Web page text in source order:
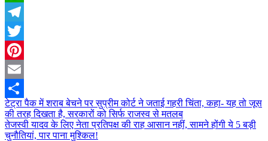
WhatsApp
Telegram
Twitter
Pinterest
Email
Share
Post
navigation
टेट्रा पैक में शराब बेचने पर सुप्रीम कोर्ट ने जताई गहरी चिंता, कहा- यह तो जूस
की तरह दिखता है, सरकारों को सिर्फ राजस्व से मतलब
तेजस्वी यादव के लिए नेता प्रतिपक्ष की राह आसान नहीं, सामने होंगी ये 5 बड़ी
चुनौतियां, पार पाना मुश्किल!